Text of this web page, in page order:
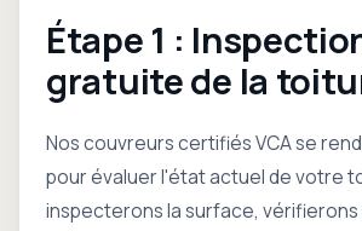
Étape 1 :
gratuite de la
Nos couvreurs certifiés VCA se
pour évaluer l'état actuel de votre
inspecterons la surface, vérifierons